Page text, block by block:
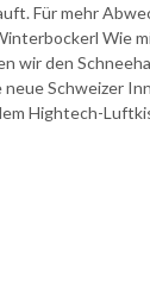
Für mehr
Wie
wir den
Schweizer
Hightech-